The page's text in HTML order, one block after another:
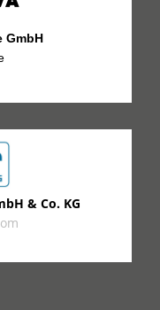
GmbH
& Co. KG